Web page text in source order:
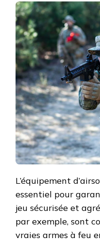
L’équipement
essentiel pour
jeu sécurisée et
par exemple, sont
vraies armes à feu